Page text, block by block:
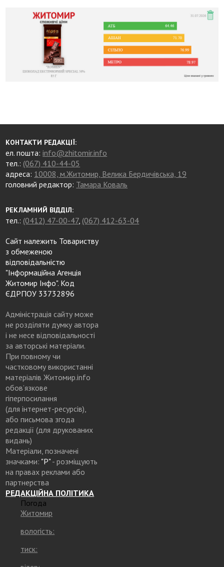
КОНТАКТИ РЕДАКЦІЇ:
ел. пошта:info@zhitomir.info
тел.: (067) 410-44-05
адреса: 10008, м.Житомир, Велика Бердичівська, 19
головний редактор: Тамара Коваль
РЕКЛАМНИЙ ВІДДІЛ:
тел.: (0412) 47-00-47, (067) 412-63-04
Сайт належить Товариству
з обмеженою
відповідальністю
"Інформаційна Агенція
Житомир Інфо". Код
ЄДРПОУ 33732896
Адміністрація сайту може
не розділяти думку автора
і не несе відповідальності
за авторські матеріали.
При повному чи
частковому використанні
матеріалів Житомир.info
обов’язкове
гіперпосилання
(для інтернет-ресурсів),
або письмова згода
редакції (для друкованих
видань)
Матеріали, позначені
значками: "Р"- розміщують
на правах реклами або
партнерства
РЕДАКЦІЙНА ПОЛІТИКА
Погода
Житомир
вологість:
тиск: